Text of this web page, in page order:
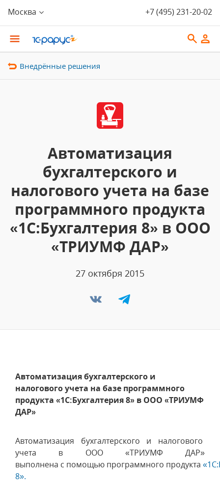
Москва +7 (495) 231-20-02
Внедрённые решения
Автоматизация
бухгалтерского и
налогового учета на базе
программного продукта
«1С:Бухгалтерия 8» в ООО
«ТРИУМФ ДАР»
27 октября 2015
Автоматизация бухгалтерского и
налогового учета на базе программного
продукта «1С:Бухгалтерия 8» в ООО «ТРИУМФ
ДАР»
Автоматизация бухгалтерского и налогового
учета в ООО «ТРИУМФ ДАР»
выполнена с помощью программного продукта
8».